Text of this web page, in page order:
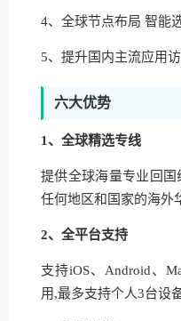
4、全球节点布局 智能
5、提升国内主流应用访
六大优势
1、全球精选专线
提供全球海量专业回
任何地区和国家的海外
2、全平台支持
支持iOS、Android、
用,最多支持个人3台设